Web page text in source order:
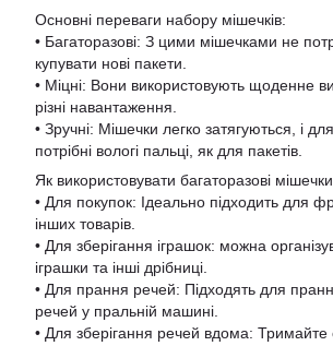
Основні переваги набору мішечків:
• Багаторазові: З цими мішечками не
купувати нові пакети.
• Міцні: Вони використовують щоденне
різні навантаження.
• Зручні: Мішечки легко затягуються, і
потрібні вологі пальці, як для пакетів.
Як використовувати багаторазові
• Для покупок: Ідеально підходить для
інших товарів.
• Для зберігання іграшок: можна
іграшки та інші дрібниці.
• Для прання речей: Підходять для
речей у пральній машині.
• Для зберігання речей вдома: Тримайте